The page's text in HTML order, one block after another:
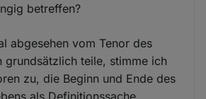
betreffen?
abgesehen vom Tenor des
grundsätzlich teile, stimme ich
zu, die Beginn und Ende des
als Definitionssache